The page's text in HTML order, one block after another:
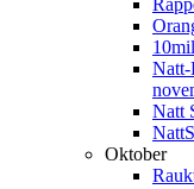
Natt-
Natt
Oktober